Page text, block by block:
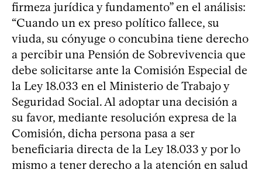
firmeza jurídica y fundamento” en el análisis:
“Cuando un ex preso político fallece, su
viuda, su cónyuge o concubina tiene derecho
a percibir una Pensión de Sobrevivencia que
debe solicitarse ante la Comisión Especial de
la Ley 18.033 en el Ministerio de Trabajo y
Seguridad Social. Al adoptar una decisión a
su favor, mediante resolución expresa de la
Comisión, dicha persona pasa a ser
beneficiaria directa de la Ley 18.033 y por lo
mismo a tener derecho a la atención en salud